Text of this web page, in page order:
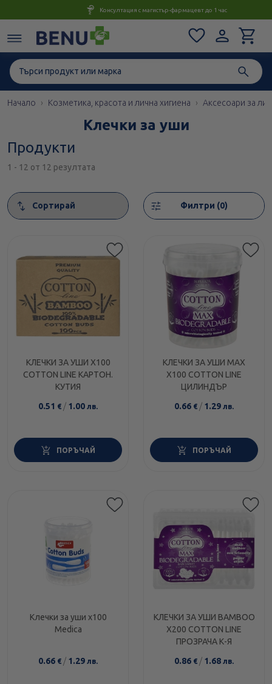
Консултация с магистър-фармацевт до 1 час
Начало Козметика, красота и лична хигиена Аксесоари за
Клечки за уши
Продукти
1 - 12 от 12 резултата
Сортирай
Филтри (0)
КЛЕЧКИ ЗА УШИ Х100
COTTON LINE КАРТОН.
КУТИЯ
0.51 € / 1.00 лв.
ПОРЪЧАЙ
КЛЕЧКИ ЗА УШИ MAX
Х100 COTTON LINE
ЦИЛИНДЪР
0.66 € / 1.29 лв.
ПОРЪЧАЙ
Клечки за уши х100
Medica
0.66 € / 1.29 лв.
КЛЕЧКИ ЗА УШИ BAMBOO
Х200 COTTON LINE
ПРОЗРАЧА К-Я
0.86 € / 1.68 лв.